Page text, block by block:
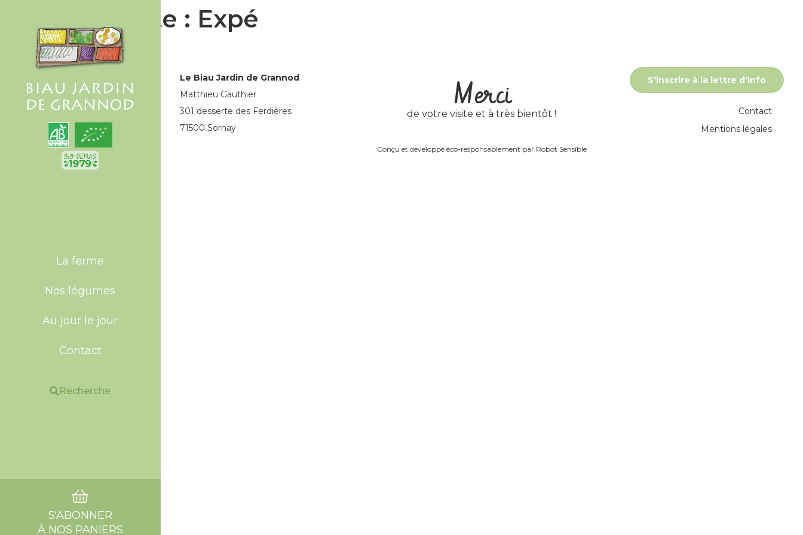
La ferme
Nos légumes
Au jour le jour
Contact
Recherche
S'ABONNER
À NOS PANIERS
Étiquette : Expé
Le Biau Jardin de Grannod
Matthieu Gauthier
301 desserte des Ferdières
71500 Sornay
Merci
de votre visite et à très bientôt !
S'inscrire à la lettre d'info
Contact
Mentions légales
Conçu et développé éco-responsablement par Robot Sensible